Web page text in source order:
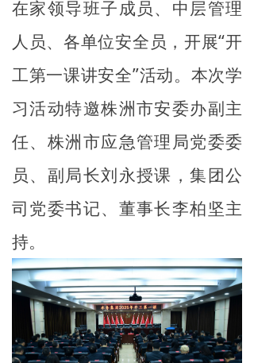
在家领导班子成员、中层管理
人员、各单位安全员，开展“开
工第一课讲安全”活动。本次学
习活动特邀株洲市安委办副主
任、株洲市应急管理局党委委
员、副局长刘永授课，集团公
司党委书记、董事长李柏坚主
持。